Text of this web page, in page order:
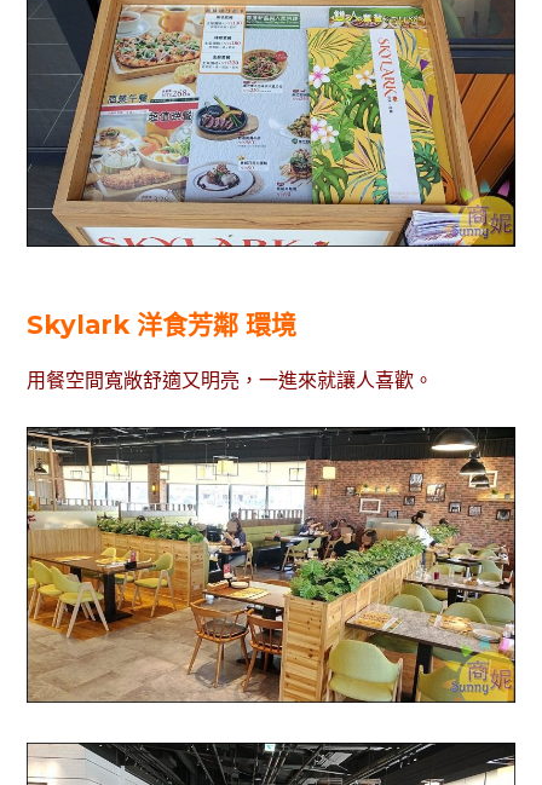
Skylark 洋食芳鄰 環境
用餐空間寬敞舒適又明亮，一進來就讓人喜歡。